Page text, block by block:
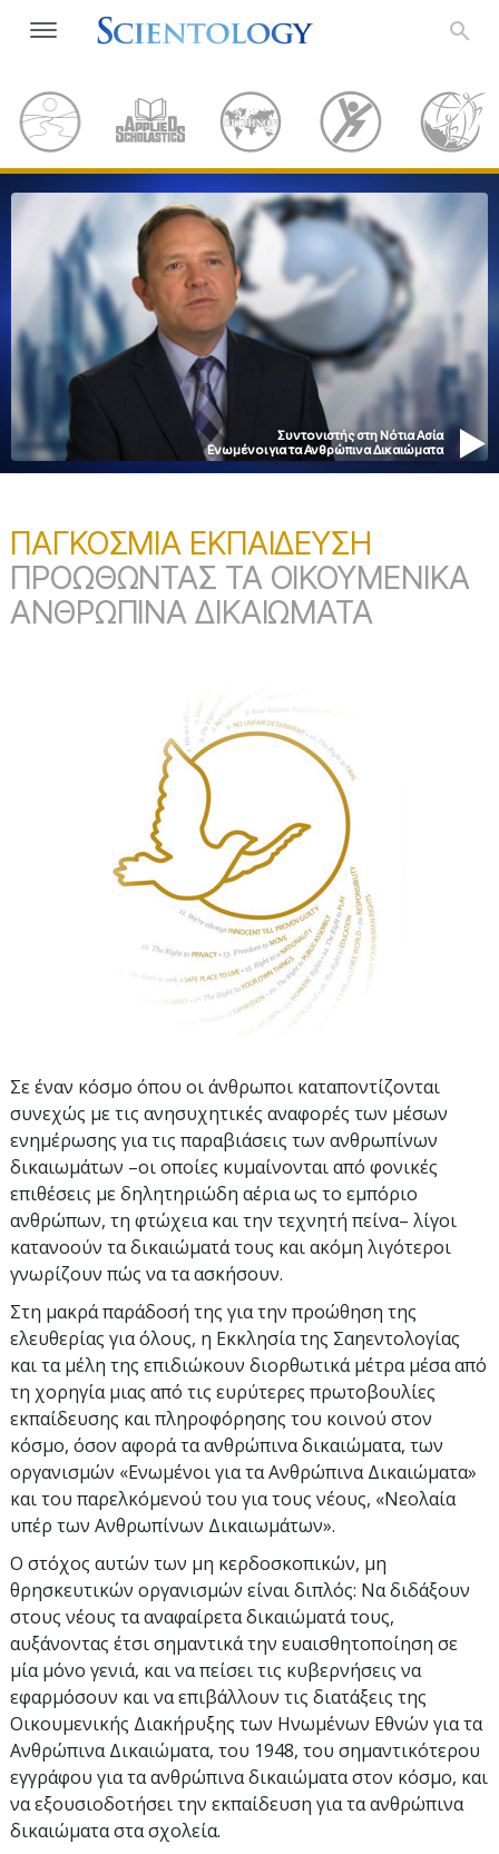
Συντονιστής στη Νότια Ασία
Ενωμένοι για τα Ανθρώπινα Δικαιώματα
ΠΑΓΚΟΣΜΙΑ ΕΚΠΑΙΔΕΥΣΗ
ΠΡΟΩΘΩΝΤΑΣ ΤΑ ΟΙΚΟΥΜΕΝΙΚΑ
ΑΝΘΡΩΠΙΝΑ ΔΙΚΑΙΩΜΑΤΑ
Σε έναν κόσμο όπου οι άνθρωποι καταποντίζονται
συνεχώς με τις ανησυχητικές αναφορές των μέσων
ενημέρωσης για τις παραβιάσεις των ανθρωπίνων
δικαιωμάτων –οι οποίες κυμαίνονται από φονικές
επιθέσεις με δηλητηριώδη αέρια ως το εμπόριο
ανθρώπων, τη φτώχεια και την τεχνητή πείνα– λίγοι
κατανοούν τα δικαιώματά τους και ακόμη λιγότεροι
γνωρίζουν πώς να τα ασκήσουν.
Στη μακρά παράδοσή της για την προώθηση της
ελευθερίας για όλους, η Εκκλησία της Σαηεντολογίας
και τα μέλη της επιδιώκουν διορθωτικά μέτρα μέσα από
τη χορηγία μιας από τις ευρύτερες πρωτοβουλίες
εκπαίδευσης και πληροφόρησης του κοινού στον
κόσμο, όσον αφορά τα ανθρώπινα δικαιώματα, των
οργανισμών «Ενωμένοι για τα Ανθρώπινα Δικαιώματα»
και του παρελκόμενού του για τους νέους, «Νεολαία
υπέρ των Ανθρωπίνων Δικαιωμάτων».
Ο στόχος αυτών των μη κερδοσκοπικών, μη
θρησκευτικών οργανισμών είναι διπλός: Να διδάξουν
στους νέους τα αναφαίρετα δικαιώματά τους,
αυξάνοντας έτσι σημαντικά την ευαισθητοποίηση σε
μία μόνο γενιά, και να πείσει τις κυβερνήσεις να
εφαρμόσουν και να επιβάλλουν τις διατάξεις της
Οικουμενικής Διακήρυξης των Ηνωμένων Εθνών για τα
Ανθρώπινα Δικαιώματα, του 1948, του σημαντικότερου
εγγράφου για τα ανθρώπινα δικαιώματα στον κόσμο, και
να εξουσιοδοτήσει την εκπαίδευση για τα ανθρώπινα
δικαιώματα στα σχολεία.